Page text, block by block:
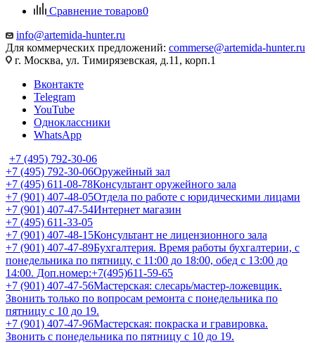
Сравнение товаров0
info@artemida-hunter.ru
Для коммерческих предложений: commerse@artemida-hunter.ru
г. Москва, ул. Тимирязевская, д.11, корп.1
Вконтакте
Telegram
YouTube
Одноклассники
WhatsApp
+7 (495) 792-30-06
+7 (495) 792-30-06Оружейный зал
+7 (495) 611-08-78Консультант оружейного зала
+7 (901) 407-48-05Отдела по работе с юридическими лицами
+7 (901) 407-47-54Интернет магазин
+7 (495) 611-33-05
+7 (901) 407-48-15Консультант не лицензионного зала
+7 (901) 407-47-89Бухгалтерия. Время работы бухгалтерии, с
понедельника по пятницу, с 11:00 до 18:00, обед с 13:00 до
14:00. Доп.номер:+7(495)611-59-65
+7 (901) 407-47-56Мастерская: слесарь/мастер-ложевщик.
Звонить только по вопросам ремонта с понедельника по
пятницу с 10 до 19.
+7 (901) 407-47-96Мастерская: покраска и гравировка.
Звонить с понедельника по пятницу с 10 до 19.